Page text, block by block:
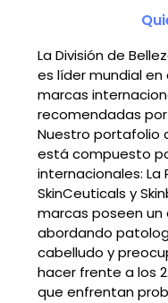
La División de
es líder mundial
marcas
recomendadas
Nuestro portafolio
está compuesto
internacionales: La
SkinCeuticals y
marcas poseen un
abordando
cabelludo y
hacer frente a los
que enfrentan